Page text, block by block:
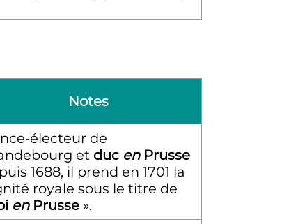
Notes
électeur de
et duc enPrusse
1688, il prend en 1701 la
royale sous le titre de
enPrusse ».